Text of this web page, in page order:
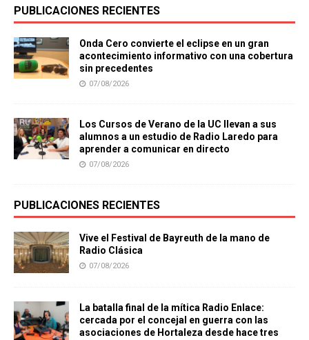
PUBLICACIONES RECIENTES
Onda Cero convierte el eclipse en un gran
acontecimiento informativo con una cobertura
sin precedentes
07/08/2026
Los Cursos de Verano de la UC llevan a sus
alumnos a un estudio de Radio Laredo para
aprender a comunicar en directo
07/08/2026
PUBLICACIONES RECIENTES
Vive el Festival de Bayreuth de la mano de
Radio Clásica
07/08/2026
La batalla final de la mítica Radio Enlace:
cercada por el concejal en guerra con las
asociaciones de Hortaleza desde hace tres